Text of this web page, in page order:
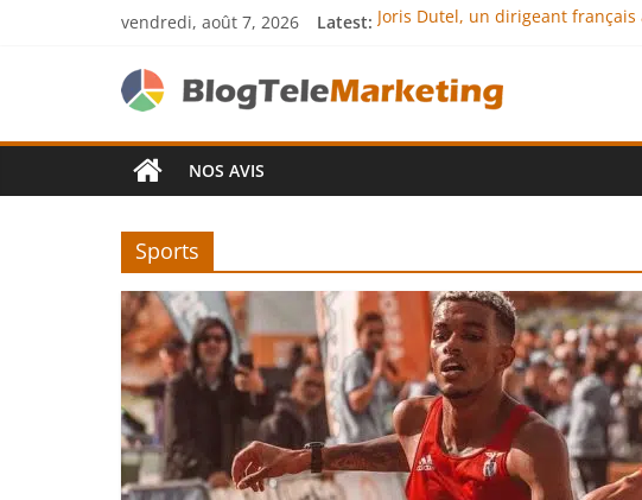
vendredi, août 7, 2026 Latest: Joris Dutel, un dirigeant
JCA Academy : l’excellence au
Denis Bouclon : la diplomatie
NOS AVIS
Sports